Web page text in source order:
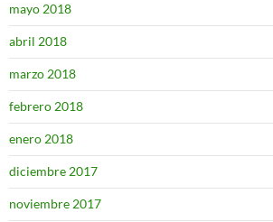
mayo 2018
abril 2018
marzo 2018
febrero 2018
enero 2018
diciembre 2017
noviembre 2017